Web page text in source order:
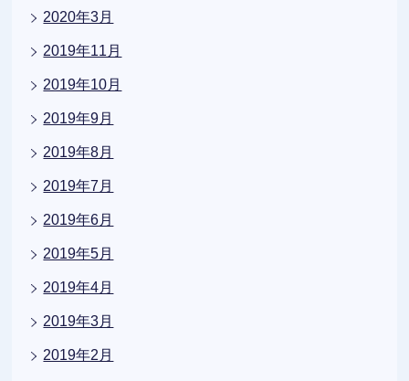
2020年3月
2019年11月
2019年10月
2019年9月
2019年8月
2019年7月
2019年6月
2019年5月
2019年4月
2019年3月
2019年2月